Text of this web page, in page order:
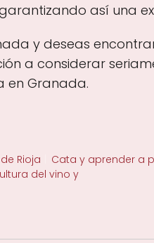
así una
y deseas
a considerar
en Granada.
Rioja
Cata y aprender a
del vino y